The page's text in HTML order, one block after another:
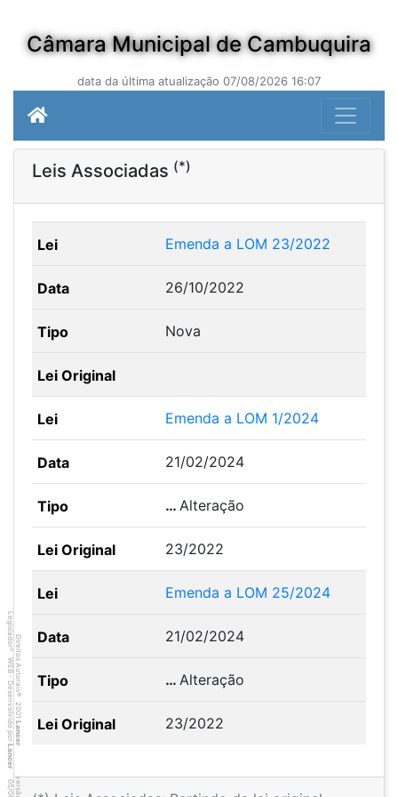
Câmara Municipal de Cambuquira
data da última atualização 07/08/2026 16:07
Leis Associadas (*)
Emenda a LOM 23/2022
26/10/2022
Nova
Emenda a LOM 1/2024
21/02/2024
…Alteração
23/2022
Emenda a LOM 25/2024
21/02/2024
…Alteração
23/2022
Direitos Autorais
©
2001
Lancer
Legislador
®
WEB - Desenvolvido por
Lancer